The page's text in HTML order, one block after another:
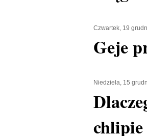
Czwartek, 19
Geje
Niedziela, 15